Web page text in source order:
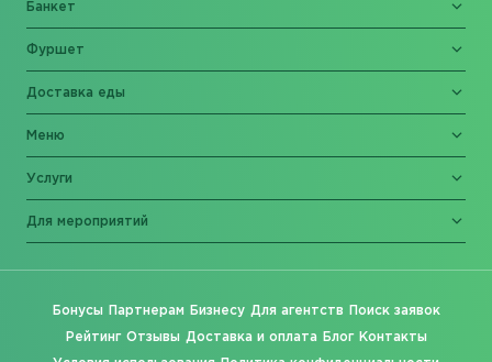
Банкет
Фуршет
Доставка еды
Меню
Услуги
Для мероприятий
Бонусы Партнерам Бизнесу Для агентств Поиск заявок
Рейтинг Отзывы Доставка и оплата Блог Контакты